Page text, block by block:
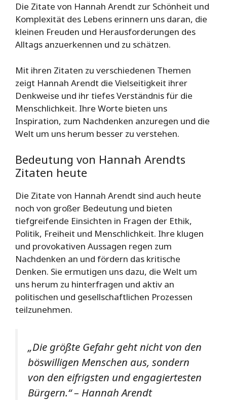
Die Zitate von Hannah Arendt zur Schönheit und
Komplexität des Lebens erinnern uns daran, die
kleinen Freuden und Herausforderungen des
Alltags anzuerkennen und zu schätzen.
Mit ihren Zitaten zu verschiedenen Themen
zeigt Hannah Arendt die Vielseitigkeit ihrer
Denkweise und ihr tiefes Verständnis für die
Menschlichkeit. Ihre Worte bieten uns
Inspiration, zum Nachdenken anzuregen und die
Welt um uns herum besser zu verstehen.
Bedeutung von Hannah Arendts
Zitaten heute
Die Zitate von Hannah Arendt sind auch heute
noch von großer Bedeutung und bieten
tiefgreifende Einsichten in Fragen der Ethik,
Politik, Freiheit und Menschlichkeit. Ihre klugen
und provokativen Aussagen regen zum
Nachdenken an und fördern das kritische
Denken. Sie ermutigen uns dazu, die Welt um
uns herum zu hinterfragen und aktiv an
politischen und gesellschaftlichen Prozessen
teilzunehmen.
„Die größte Gefahr geht nicht von den
böswilligen Menschen aus, sondern
von den eifrigsten und engagiertesten
Bürgern.“ – Hannah Arendt